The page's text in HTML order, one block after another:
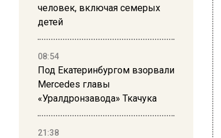
человек, включая семерых
детей
08:54
Под Екатеринбургом взорвали
Mercedes главы
«Уралдронзавода» Ткачука
21:38